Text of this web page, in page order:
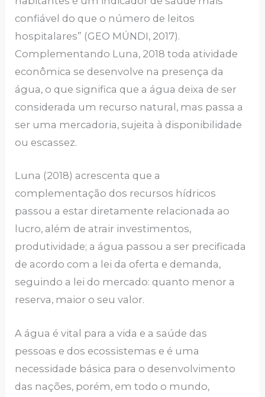
confiável do que o número de leitos
hospitalares” (GEO MÚNDI, 2017).
Complementando Luna, 2018 toda atividade
econômica se desenvolve na presença da
água, o que significa que a água deixa de ser
considerada um recurso natural, mas passa a
ser uma mercadoria, sujeita à disponibilidade
ou escassez.
Luna (2018) acrescenta que a
complementação dos recursos hídricos
passou a estar diretamente relacionada ao
lucro, além de atrair investimentos,
produtividade; a água passou a ser precificada
de acordo com a lei da oferta e demanda,
seguindo a lei do mercado: quanto menor a
reserva, maior o seu valor.
A água é vital para a vida e a saúde das
pessoas e dos ecossistemas e é uma
necessidade básica para o desenvolvimento
das nações, porém, em todo o mundo,